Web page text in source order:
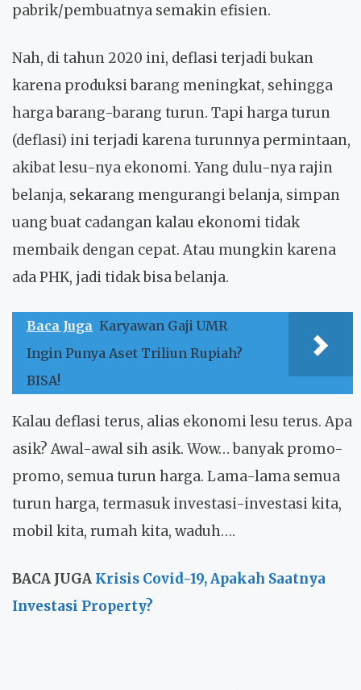
pabrik/pembuatnya semakin efisien.
Nah, di tahun 2020 ini, deflasi terjadi bukan
karena produksi barang meningkat, sehingga
harga barang-barang turun. Tapi harga turun
(deflasi) ini terjadi karena turunnya permintaan,
akibat lesu-nya ekonomi. Yang dulu-nya rajin
belanja, sekarang mengurangi belanja, simpan
uang buat cadangan kalau ekonomi tidak
membaik dengan cepat. Atau mungkin karena
ada PHK, jadi tidak bisa belanja.
Baca Juga Karyawan Gaji UMR
Ingin Punya Aset Triliun Rupiah?
BISA!
Kalau deflasi terus, alias ekonomi lesu terus. Apa
asik? Awal-awal sih asik. Wow… banyak promo-
promo, semua turun harga. Lama-lama semua
turun harga, termasuk investasi-investasi kita,
mobil kita, rumah kita, waduh….
BACA JUGA Krisis Covid-19, Apakah Saatnya
Investasi Property?